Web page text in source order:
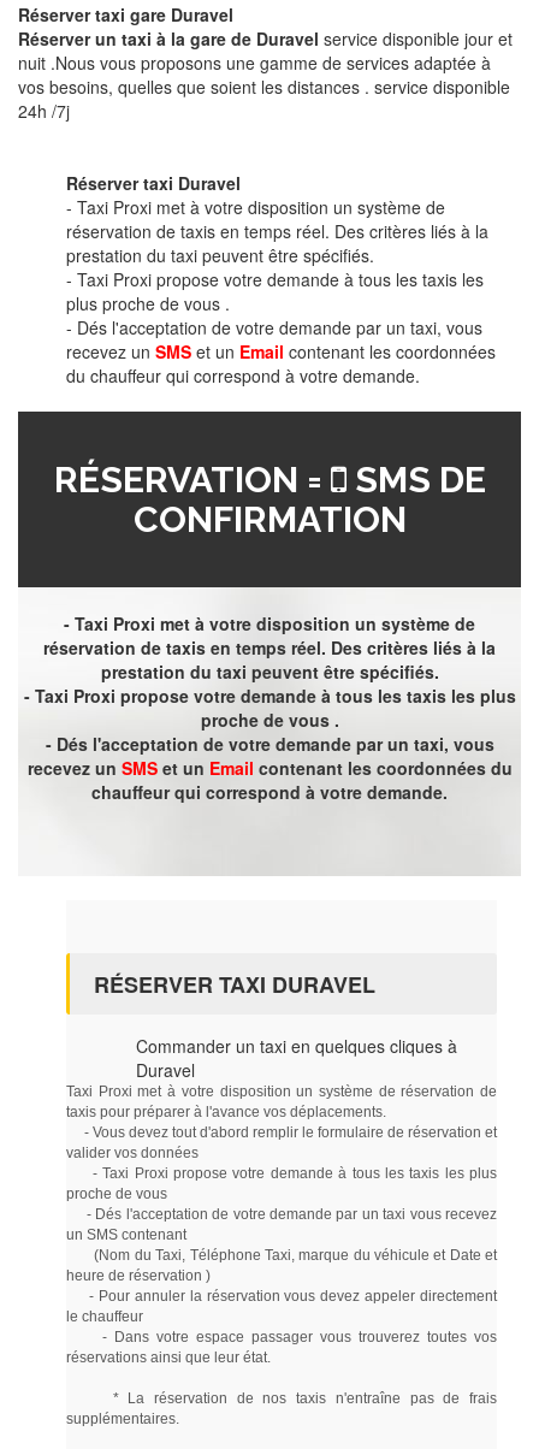
Réserver taxi gare Duravel
Réserver un taxi à la gare de Duravel service disponible jour et
nuit .Nous vous proposons une gamme de services adaptée à
vos besoins, quelles que soient les distances . service disponible
24h /7j
Réserver taxi Duravel
- Taxi Proxi met à votre disposition un système de
réservation de taxis en temps réel. Des critères liés à la
prestation du taxi peuvent être spécifiés.
- Taxi Proxi propose votre demande à tous les taxis les
plus proche de vous .
- Dés l'acceptation de votre demande par un taxi, vous
recevez un SMS et un Email contenant les coordonnées
du chauffeur qui correspond à votre demande.
RÉSERVATION =
SMS DE
CONFIRMATION
- Taxi Proxi met à votre disposition un système de
réservation de taxis en temps réel. Des critères liés à la
prestation du taxi peuvent être spécifiés.
- Taxi Proxi propose votre demande à tous les taxis les plus
proche de vous .
- Dés l'acceptation de votre demande par un taxi, vous
recevez un SMSet un Email contenant les coordonnées du
chauffeur qui correspond à votre demande.
RÉSERVER TAXI DURAVEL
Commander un taxi en quelques cliques à
Duravel
Taxi Proxi met à votre disposition un système de réservation de
taxis pour préparer à l'avance vos déplacements.
- Vous devez tout d'abord remplir le formulaire de réservation et
valider vos données
- Taxi Proxi propose votre demande à tous les taxis les plus
proche de vous
- Dés l'acceptation de votre demande par un taxi vous recevez
un SMS contenant
(Nom du Taxi, Téléphone Taxi, marque du véhicule et Date et
heure de réservation )
- Pour annuler la réservation vous devez appeler directement
le chauffeur
- Dans votre espace passager vous trouverez toutes vos
réservations ainsi que leur état.
* La réservation de nos taxis n'entraîne pas de frais
supplémentaires.